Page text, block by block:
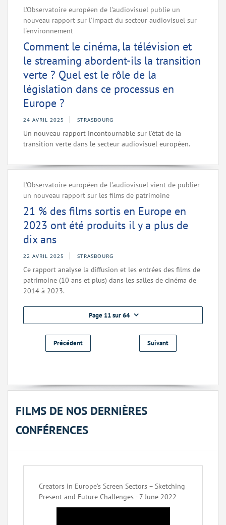
L'Observatoire européen de l'audiovisuel publie un
nouveau rapport sur l'impact du secteur audiovisuel sur
l'environnement
Comment le cinéma, la télévision et
le streaming abordent-ils la transition
verte ? Quel est le rôle de la
législation dans ce processus en
Europe ?
24 AVRIL 2025 STRASBOURG
Un nouveau rapport incontournable sur l'état de la
transition verte dans le secteur audiovisuel européen.
L'Observatoire européen de l'audiovisuel vient de publier
un nouveau rapport sur les films de patrimoine
21 % des films sortis en Europe en
2023 ont été produits il y a plus de
dix ans
22 AVRIL 2025 STRASBOURG
Ce rapport analyse la diffusion et les entrées des films de
patrimoine (10 ans et plus) dans les salles de cinéma de
2014 à 2023.
Page 11 sur 64
Précédent Suivant
FILMS DE NOS DERNIÈRES
CONFÉRENCES
Creators in Europe’s Screen Sectors – Sketching
Present and Future Challenges - 7 June 2022